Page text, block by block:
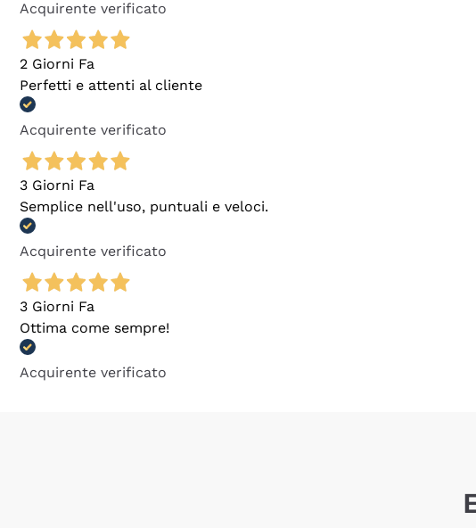
Acquirente verificato
2 Giorni Fa
Perfetti e attenti al cliente
Acquirente verificato
3 Giorni Fa
Semplice nell'uso, puntuali e veloci.
Acquirente verificato
3 Giorni Fa
Ottima come sempre!
Acquirente verificato